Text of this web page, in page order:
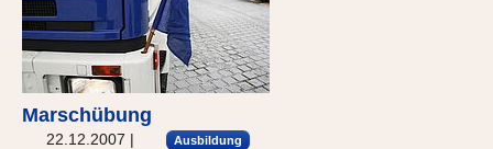
Marschübung
22.12.2007 | Ausbildung